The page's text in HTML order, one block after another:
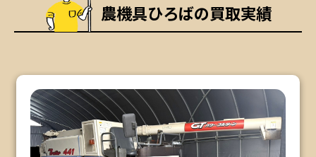
農機具ひろばの買取実績